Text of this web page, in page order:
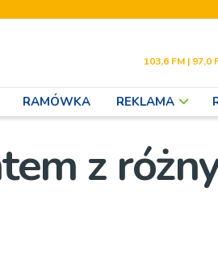
103,6 FM | 97,0
RAMÓWKA REKLAMA
z